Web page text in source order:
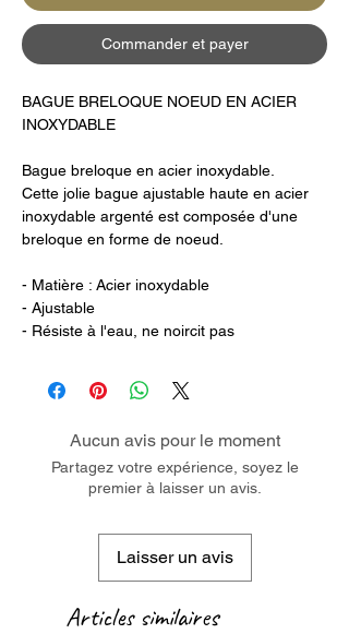
Commander et payer
BAGUE BRELOQUE NOEUD EN ACIER
INOXYDABLE
Bague breloque en acier inoxydable.
Cette jolie bague ajustable haute en acier
inoxydable argenté est composée d'une
breloque en forme de noeud.
- Matière : Acier inoxydable
- Ajustable
- Résiste à l'eau, ne noircit pas
Aucun avis pour le moment
Partagez votre expérience, soyez le
premier à laisser un avis.
Laisser un avis
Articles similaires